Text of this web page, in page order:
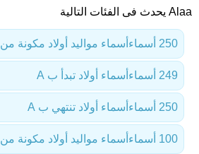
Alaa يحدث فى الفئات التالية
أسماء مواليد أولاد مكونة من 5 حروف 250 أسماء
أسماء أولاد تبدأ ب A 249 أسماء
أسماء أولاد تنتهي ب A 250 أسماء
أسماء مواليد أولاد مكونة من 3 مقاطع لفظية 100 أسماء